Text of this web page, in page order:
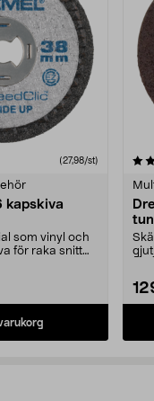
(27,98/st)
kapskiva
som vinyl och
för raka snitt